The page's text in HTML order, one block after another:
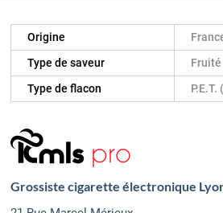
Origine
Type de saveur
Fruité
Type de flacon
Grossiste cigarette électronique